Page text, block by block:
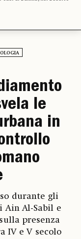
le
in
durante gli
Ain Al-Sabil e
presenza
IV e V secolo